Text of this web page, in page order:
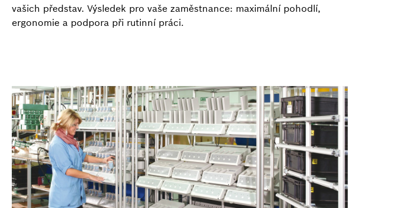
vašich představ. Výsledek pro vaše zaměstnance: maximální pohodlí,
ergonomie a podpora při rutinní práci.